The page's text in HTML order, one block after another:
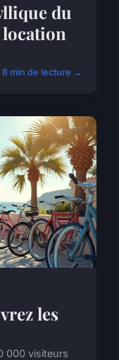
du
location
8 min de lecture →
les
000 visiteurs